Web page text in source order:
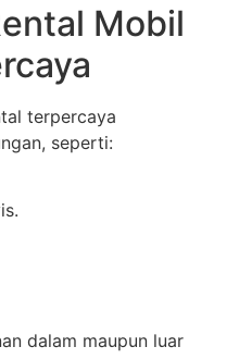
Mobil
terpercaya
seperti:
dalam maupun luar